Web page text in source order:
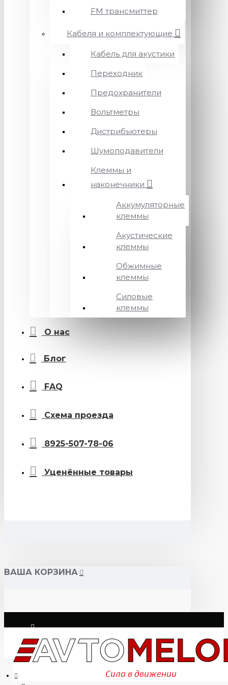
FM трансмиттер
Кабеля и комплектующие
Кабель для акустики
Переходник
Предохранители
Вольтметры
Дистрибьютеры
Шумоподавители
Клеммы и
наконечники
Аккумуляторные
клеммы
Акустические
клеммы
Обжимные
клеммы
Силовые
клеммы
О нас
Блог
FAQ
Схема проезда
8925-507-78-06
Уценённые товары
ВАША КОРЗИНА
Логин
Регистрация